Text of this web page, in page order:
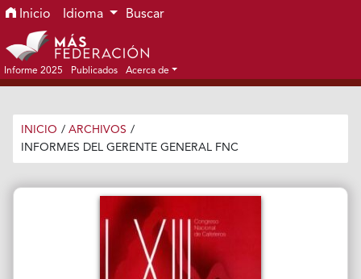
Ir al menú de navegación principal
Ir al contenido principal
Ir al pie de página del sitio
Inicio Idioma Buscar
Informe 2025 Publicados Acerca de
INICIO / ARCHIVOS /
INFORMES DEL GERENTE GENERAL FNC